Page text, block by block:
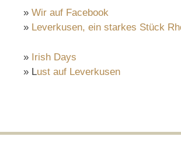
» Wir auf Facebook
» Leverkusen, ein starkes Stück
» Irish Days
» Lust auf Leverkusen